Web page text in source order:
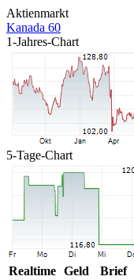
Aktienmarkt
Kanada 60
1-Jahres-Chart
5-Tage-Chart
Realtime Geld Brief